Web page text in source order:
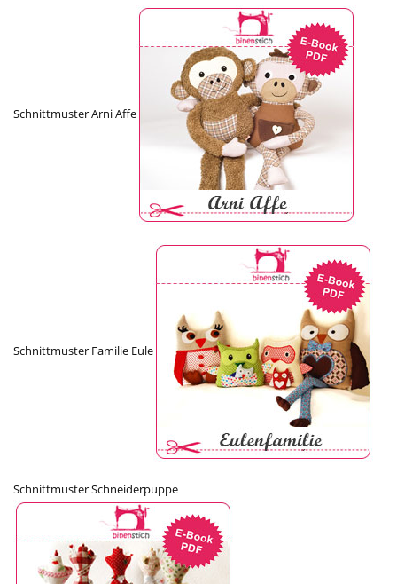
Schnittmuster Arni Affe
Schnittmuster Familie Eule
Schnittmuster Schneiderpuppe